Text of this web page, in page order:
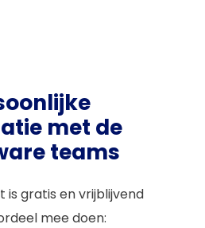
met de
teams
is gratis en vrijblijvend
mee doen: